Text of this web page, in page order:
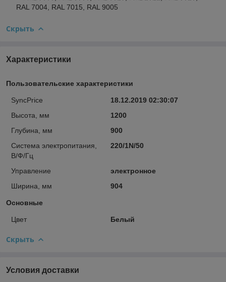
RAL 7004, RAL 7015, RAL 9005
Скрыть
Характеристики
Пользовательские характеристики
SyncPrice
18.12.2019 02:30:07
Высота, мм
1200
Глубина, мм
900
Система электропитания,
В/Ф/Гц
220/1N/50
Управление
электронное
Ширина, мм
904
Основные
Цвет Белый
Скрыть
Условия доставки